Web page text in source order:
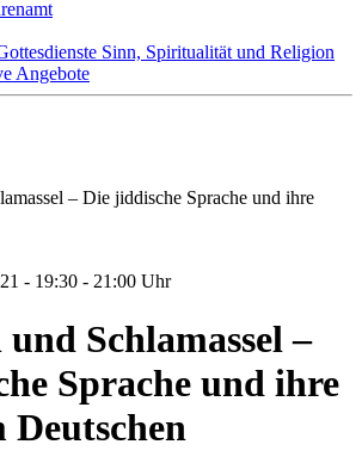
Sinn, Spiritualität und Religion
Angebote
- 19:30 - 21:00 Uhr
und Schlamassel –
Sprache und ihre
Deutschen